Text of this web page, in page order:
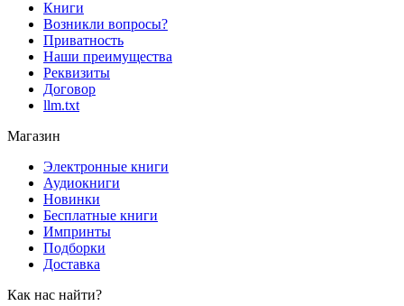
Книги
Возникли вопросы?
Приватность
Наши преимущества
Реквизиты
Договор
llm.txt
Магазин
Электронные книги
Аудиокниги
Новинки
Бесплатные книги
Импринты
Подборки
Доставка
Как нас найти?